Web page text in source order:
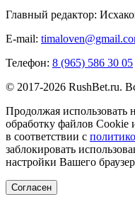
Главный редактор:
E-mail:
Телефон: 8 (965) 586 30 05
© 2017-2026 RushBet.ru.
Продолжая использовать
обработку файлов Cookie
в соответствии с
заблокировать
настройки Вашего
Согласен